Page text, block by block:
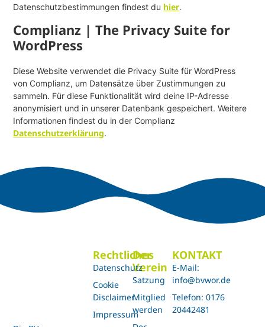
Datenschutzbestimmungen findest du hier.
Complianz | The Privacy Suite for
WordPress
Diese Website verwendet die Privacy Suite für WordPress
von Complianz, um Datensätze über Zustimmungen zu
sammeln. Für diese Funktionalität wird deine IP-Adresse
anonymisiert und in unserer Datenbank gespeichert. Weitere
Informationen findest du in der Complianz
Datenschutzerklärung.
Der
Verein
Satzung
Mitglied
werden
Rechtliches
Datenschutz
Cookie
Disclaimer
Impressum
KONTAKT
E-Mail:
info@bvwor.de
Telefon: 0176
20442481